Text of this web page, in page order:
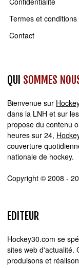
Termes et conditions
Contact
QUI SOMMES
Bienvenue sur
dans la LNH et sur
propose du contenu
heures sur 24,
couverture
nationale de hockey.
Copyright © 2008 -
EDITEUR
Hockey30.com se
sites web d'actualité.
produisons et